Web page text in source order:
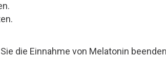
die Einnahme von Melatonin